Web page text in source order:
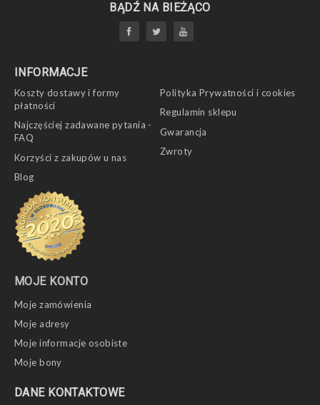
BĄDŹ NA BIEŻĄCO
INFORMACJE
Koszty dostawy i formy
płatności
Najczęściej zadawane pytania -
FAQ
Korzyści z zakupów u nas
Blog
Polityka Prywatności i cookies
Regulamin sklepu
Gwarancja
Zwroty
MOJE KONTO
Moje zamówienia
Moje adresy
Moje informacje osobiste
Moje bony
DANE KONTAKTOWE